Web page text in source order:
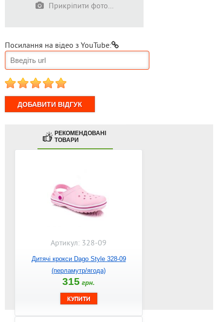
Прикріпити фото...
Посилання на відео з YouTube:
1 2 3 4 5
РЕКОМЕНДОВАНІ
ТОВАРИ
Артикул: 328-09
Дитячі крокси Dago Style 328-09
(перламутр/ягода)
315 грн.